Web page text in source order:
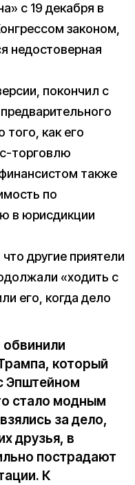
с 19 декабря в
законом,
недостоверная
покончил с
как его
торговлю
также
по
в юрисдикции
другие приятели
«ходить с
его, когда дело
который
Эпштейном
стало модным
за дело,
друзья, в
пострадают
К